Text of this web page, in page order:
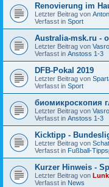
Renovierung im
Letzter Beitrag von Anton
Verfasst in Sport
Australia-msk.ru -
Letzter Beitrag von
Verfasst in Anstoss 1-3
DFB-Pokal 2019
Letzter Beitrag von
Verfasst in Sport
биомикроскопия
Letzter Beitrag von
Verfasst in Anstoss 1-3
Kicktipp -
Letzter Beitrag von
Verfasst in Fußball-
Kurzer Hinweis -
Letzter Beitrag von
Verfasst in News